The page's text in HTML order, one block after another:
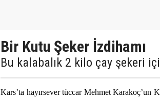
Bir Kutu Şeker İzdihamı‎
Bu kalabalık 2 kilo çay şekeri
Kars’ta hayırsever tüccar Mehmet Karakoç’un